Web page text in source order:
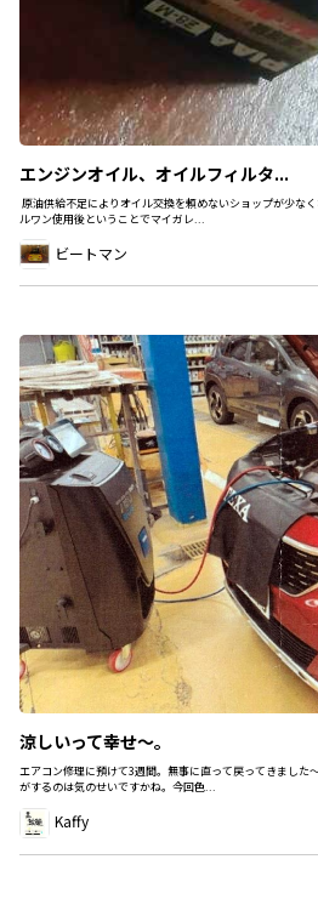
エンジンオイル、オイルフィルタ...
原油供給不足によりオイル交換を頼めないショップが少な
ルワン使用後ということでマイガレ...
ビートマン
涼しいって幸せ～。
エアコン修理に預けて3週間。無事に直って戻ってきました
がするのは気のせいですかね。今回色...
Kaffy